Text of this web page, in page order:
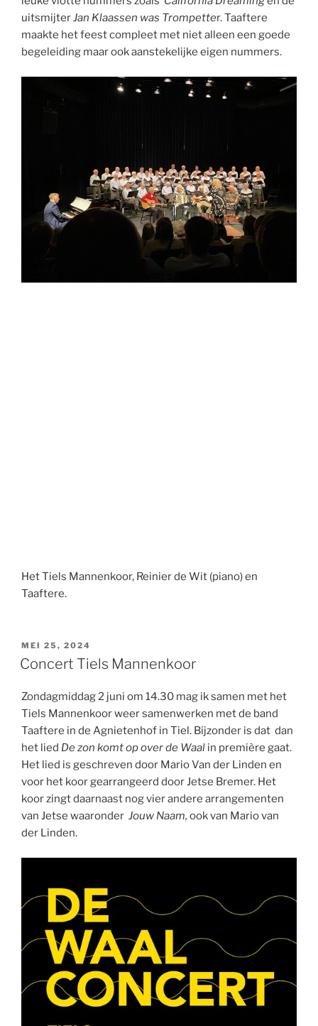
uitsmijterJan Klaassen was Trompetter. Taaftere
maakte het feest compleet met niet alleen een goede
begeleiding maar ook aanstekelijke eigen nummers.
Het Tiels Mannenkoor, Reinier de Wit (piano) en
Taaftere.
GEPLAATST
OP
MEI 25, 2024
Concert Tiels Mannenkoor
Zondagmiddag 2 juni om 14.30 mag ik samen met het
Tiels Mannenkoor weer samenwerken met de band
Taaftere in de Agnietenhof in Tiel. Bijzonder is dat dan
het lied De zon komt op over de Waal in première gaat.
Het lied is geschreven door Mario Van der Linden en
voor het koor gearrangeerd door Jetse Bremer. Het
koor zingt daarnaast nog vier andere arrangementen
van Jetse waaronder Jouw Naam, ook van Mario van
der Linden.